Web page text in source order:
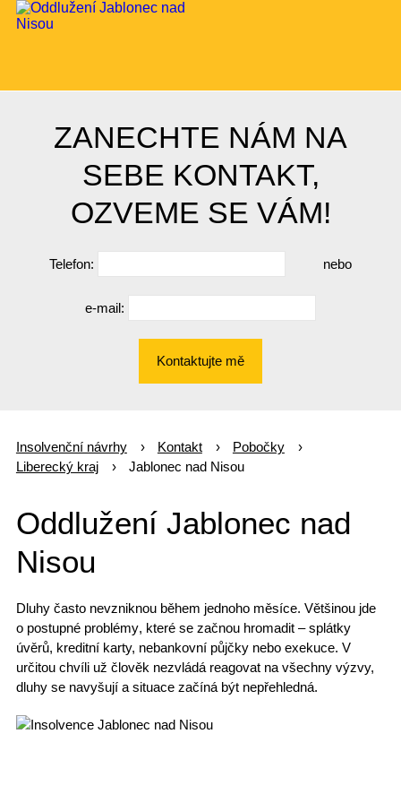
ZANECHTE NÁM NA
SEBE KONTAKT,
OZVEME SE VÁM!
Telefon: nebo
e-mail:
Kontaktujte mě
Insolvenční návrhy Kontakt
Pobočky
Liberecký kraj
Jablonec nad Nisou
Oddlužení Jablonec nad
Nisou
Dluhy často nevzniknou během jednoho měsíce. Většinou jde
o postupné problémy, které se začnou hromadit – splátky
úvěrů, kreditní karty, nebankovní půjčkynebo exekuce. V
určitou chvíli už člověk nezvládá reagovat na všechny výzvy,
dluhy se navyšují a situace začíná být nepřehledná.